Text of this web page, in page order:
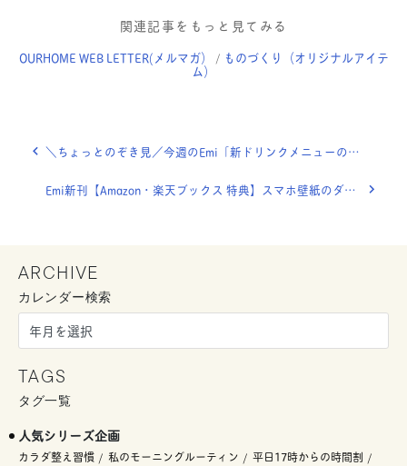
関連記事をもっと見てみる
OURHOME WEB LETTER(メルマガ） / ものづくり（オリジナルアイテ
ム）
＼ちょっとのぞき見／今週のEmi「新ドリンクメニューのお試し会」OURHOME WEB LETTER
Emi新刊【Amazon・楽天ブックス 特典】スマホ壁紙のダウンロード方法
ARCHIVE
カレンダー検索
TAGS
タグ一覧
人気シリーズ企画
カラダ整え習慣 私のモーニングルーティン
平日17時からの時間割